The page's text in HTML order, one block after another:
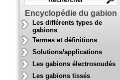
Encyclopédie du gabion
Les différents types de
gabions
Termes et définitions
Solutions/applications
Les gabions électrosoudés
Les gabions tissés